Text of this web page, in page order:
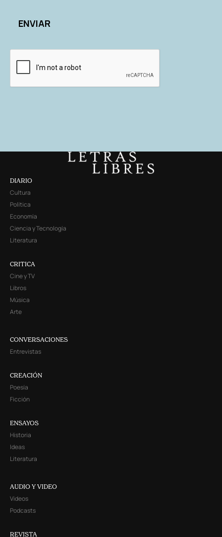
DIARIO
Cultura
Política
Economía
Ciencia y Tecnología
Literatura
CRITICA
Cine y TV
Libros
Música
Arte
CONVERSACIONES
Entrevistas
CREACIÓN
Poesía
Ficción
ENSAYOS
Historia
Ideas
Literatura
AUDIO Y VIDEO
Videos
Podcasts
REVISTA